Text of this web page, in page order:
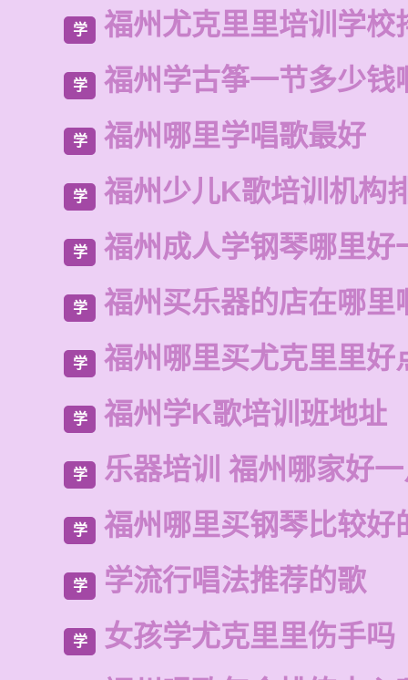
学 福州尤克里里培训学校
学 福州学古筝一节多少钱
学 福州哪里学唱歌最好
学 福州少儿K歌培训机构
学 福州成人学钢琴哪里好
学 福州买乐器的店在哪里
学 福州哪里买尤克里里好
学 福州学K歌培训班地址
学 乐器培训 福州哪家好
学 福州哪里买钢琴比较好
学 学流行唱法推荐的歌
学
女孩学尤克里里伤手吗